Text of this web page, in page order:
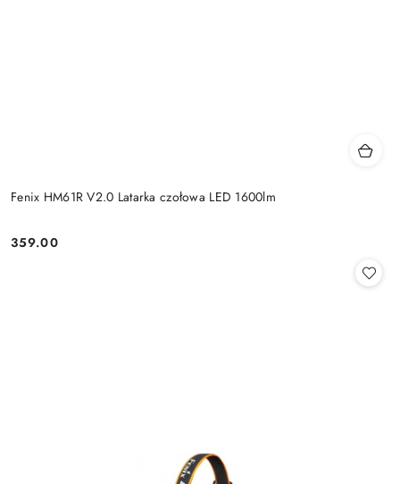
Fenix HM61R V2.0 Latarka czołowa LED 1600lm
Cena:
359.00